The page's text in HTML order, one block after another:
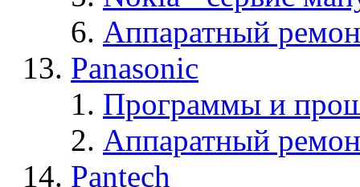
Аппаратный
Panasonic
Программы и
Аппаратный
Pantech